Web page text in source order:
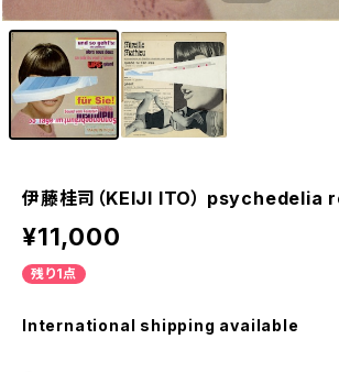
伊藤桂司（KEIJI ITO）
¥11,000
残り1点
International shipping available